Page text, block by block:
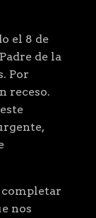
el 8 de
de la
Por
receso.
completar
nos